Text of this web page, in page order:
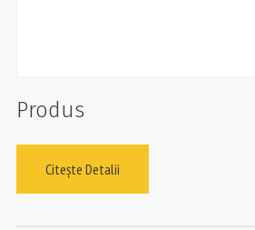
Produs
Citește Detalii